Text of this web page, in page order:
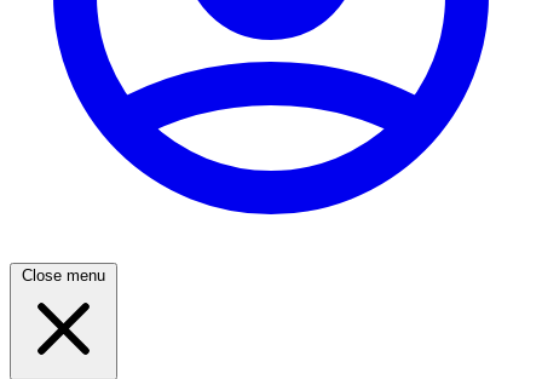
Close menu